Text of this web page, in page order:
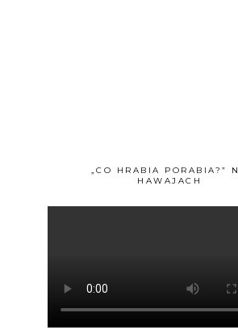
„CO HRABIA PORABIA?”
HAWAJACH